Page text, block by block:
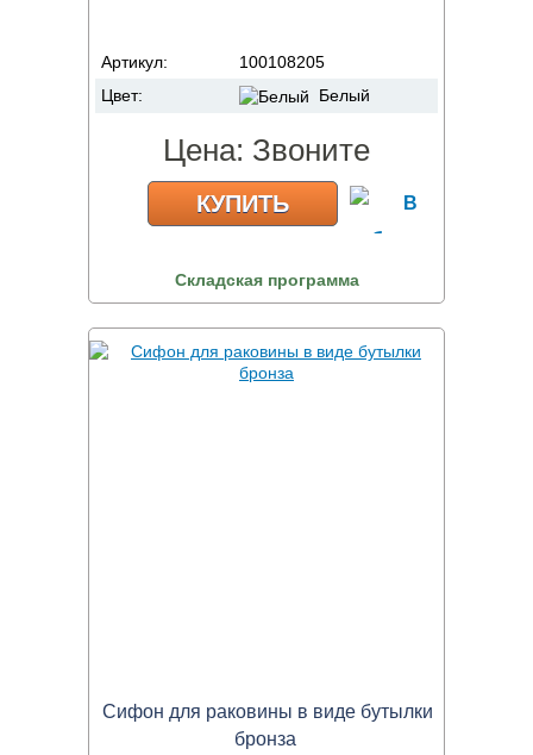
Артикул:
100108205
Цвет:
Белый
Цена: Звоните
КУПИТЬ
Складская программа
Сифон для раковины в виде бутылки
бронза